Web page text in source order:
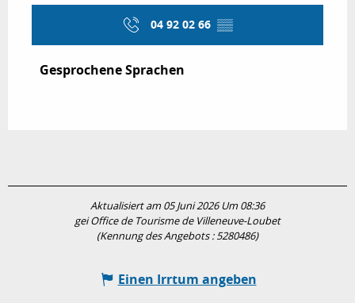
04 92 02 66 ▒▒
Gesprochene Sprachen
Gesprochene Sprachen
Aktualisiert am 05 Juni 2026 Um 08:36
gei Office de Tourisme de Villeneuve-Loubet
(Kennung des Angebots :5280486)
Einen Irrtum angeben